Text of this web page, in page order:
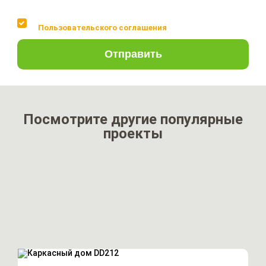
Пользовательского соглашения
Отправить
Посмотрите другие популярные
проекты